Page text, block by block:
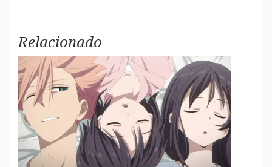
Relacionado